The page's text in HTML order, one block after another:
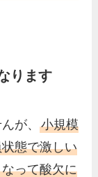
ります
が、小規模
態で激しい
って酸欠に